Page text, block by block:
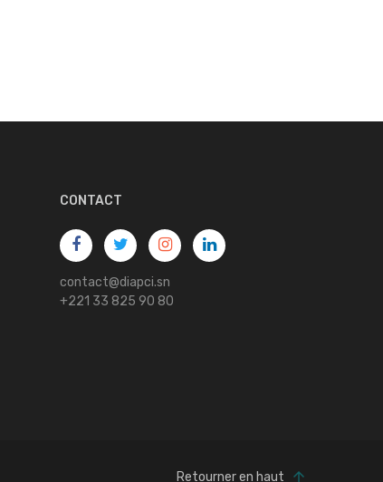
CONTACT
contact@diapci.sn
+221 33 825 90 80
Retourner en haut